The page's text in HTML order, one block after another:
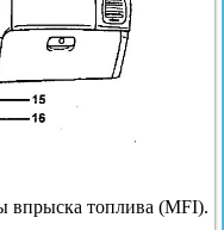
впрыска топлива (MFI).